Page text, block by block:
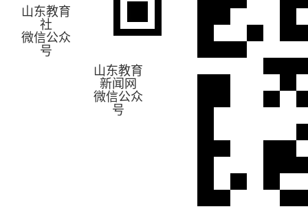
山东教育
社
微信公众
号
山东教育
新闻网
微信公众
号